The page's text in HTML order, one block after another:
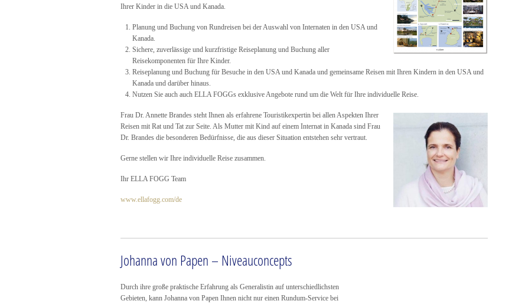
Ihrer Kinder in die USA und Kanada.
Planung und Buchung von Rundreisen bei der Auswahl von Internaten in den USA und
Kanada.
Sichere, zuverlässige und kurzfristige Reiseplanung und Buchung aller
Reisekomponenten für Ihre Kinder.
Reiseplanung und Buchung für Besuche in den USA und Kanada und gemeinsame Reisen mit Ihren Kindern in den USA und
Kanada und darüber hinaus.
Nutzen Sie auch auch ELLA FOGGs exklusive Angebote rund um die Welt für Ihre individuelle Reise.
Frau Dr. Annette Brandes steht Ihnen als erfahrene Touristikexpertin bei allen Aspekten Ihrer
Reisen mit Rat und Tat zur Seite. Als Mutter mit Kind auf einem Internat in Kanada sind Frau
Dr. Brandes die besonderen Bedürfnisse, die aus dieser Situation entstehen sehr vertraut.
Gerne stellen wir Ihre individuelle Reise zusammen.
Ihr ELLA FOGG Team
www.ellafogg.com/de
Johanna von Papen – Niveauconcepts
Durch ihre große praktische Erfahrung als Generalistin auf unterschiedlichsten
Gebieten, kann Johanna von Papen Ihnen nicht nur einen Rundum-Service bei